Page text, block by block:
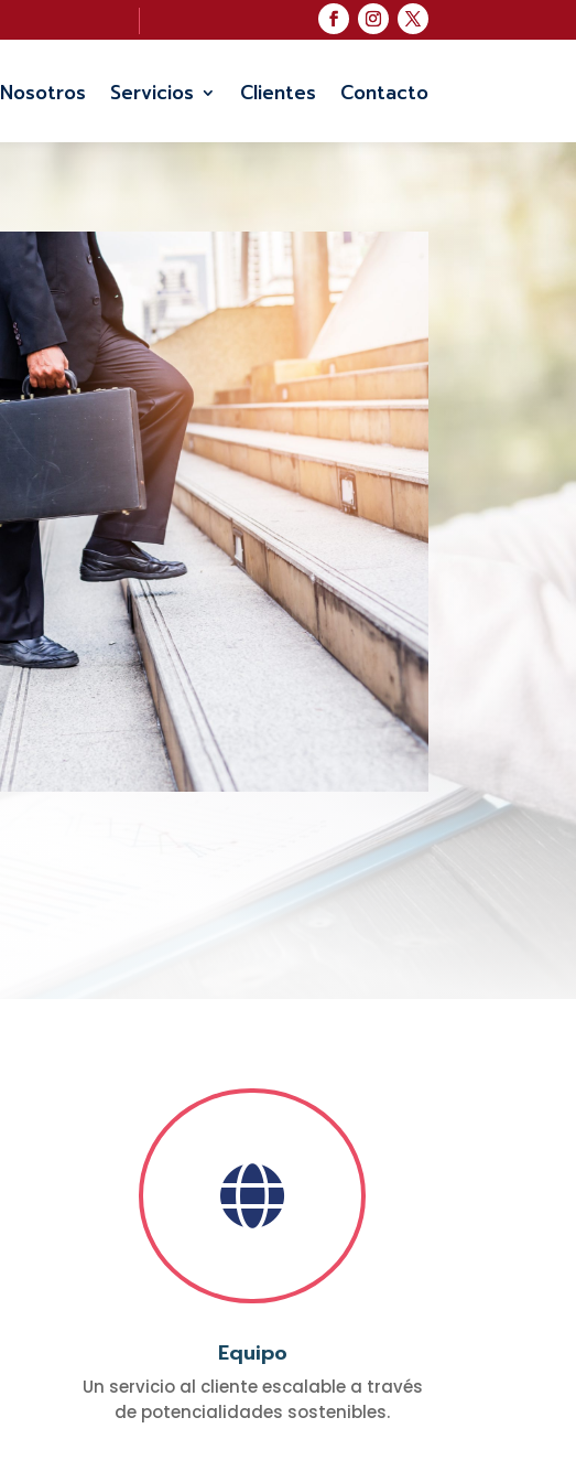
Nosotros Servicios Clientes Contacto

Equipo
Un servicio al cliente escalable a través
de potencialidades sostenibles.